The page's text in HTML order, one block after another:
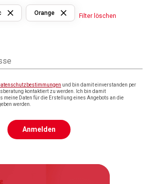
Orange Filter löschen
und bin damit einverstanden per
kontaktiert zu werden. Ich bin damit
meine Daten für die Erstellung eines Angebots an die
werden.
Anmelden